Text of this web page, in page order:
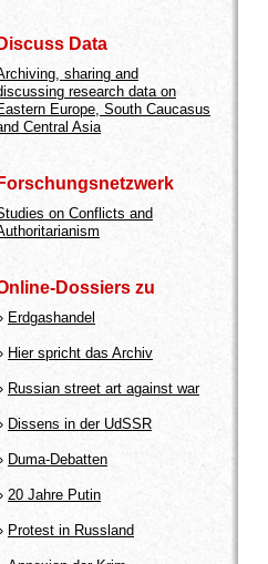
Data
sharing and
research data on
Europe, South Caucasus
Central Asia
on Conflicts and
Dossiers zu
Erdgashandel
Hier spricht das Archiv
Russian street art against war
Dissens in der UdSSR
Duma-Debatten
20 Jahre Putin
Protest in Russland